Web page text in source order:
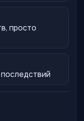
просто